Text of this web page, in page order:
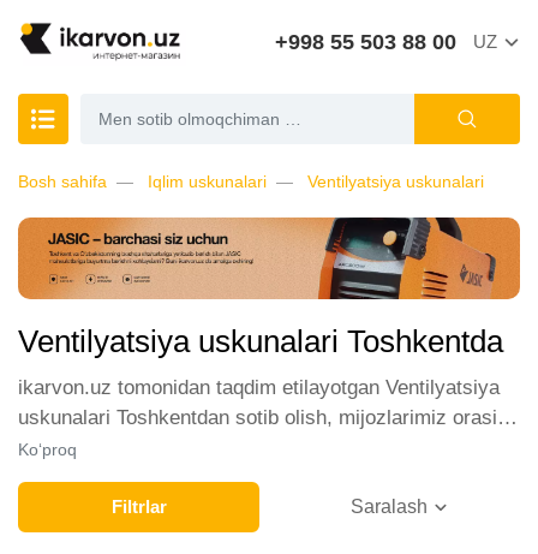
+998 55 503 88 00 UZ
Bosh sahifa Iqlim uskunalari Ventilyatsiya uskunalari
Ventilyatsiya uskunalari Toshkentda
ikarvon.uz tomonidan taqdim etilayotgan Ventilyatsiya
uskunalari Toshkentdan sotib olish, mijozlarimiz orasida
katta talabga ega. Biz ushbu toifadagi tovarlarni sotish
uchun eng yaxshi sharoitlarni ta'minlaymiz. Onlayn
do'konda Ventilyatsiya uskunalari yetakchi ishlab
chiqaruvchilar va brendlar tomonidan taqdim etilgan
Ko‘proq
Filtrlar Saralash